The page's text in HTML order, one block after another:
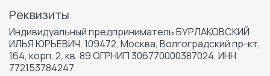
Реквизиты
Индивидуальный предприниматель БУРЛАКОВСКИЙ
ИЛЬЯ ЮРЬЕВИЧ, 109472, Москва, Волгоградский пр-кт,
164, корп. 2, кв. 89 ОГРНИП 306770000387024, ИНН
772153784247